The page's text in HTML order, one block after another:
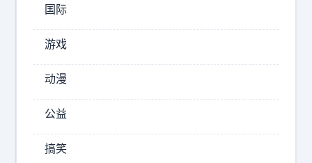
美
。
是
为
球
国际
游戏
动漫
公益
搞笑